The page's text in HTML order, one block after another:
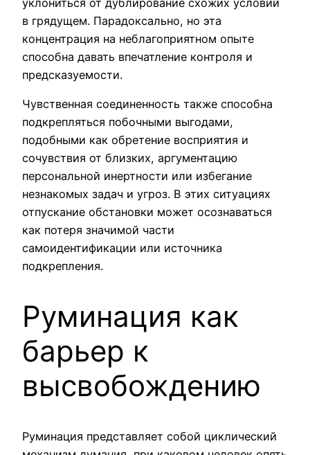
в грядущем. Парадоксально, но эта
концентрация на неблагоприятном опыте
способна давать впечатление контроля и
предсказуемости.
Чувственная соединенность также способна
подкрепляться побочными выгодами,
подобными как обретение восприятия и
сочувствия от близких, аргументацию
персональной инертности или избегание
незнакомых задач и угроз. В этих ситуациях
отпускание обстановки может осознаваться
как потеря значимой части
самоидентификации или источника
подкрепления.
Руминация как
барьер к
высвобождению
Руминация представляет собой циклический